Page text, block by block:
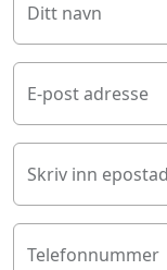
Ditt navn
E-post adresse
Skriv inn
Telefonnummer